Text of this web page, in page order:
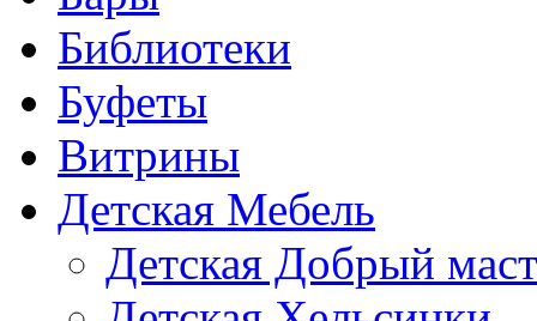
Библиотеки
Буфеты
Витрины
Детская Мебель
Детская Добрый